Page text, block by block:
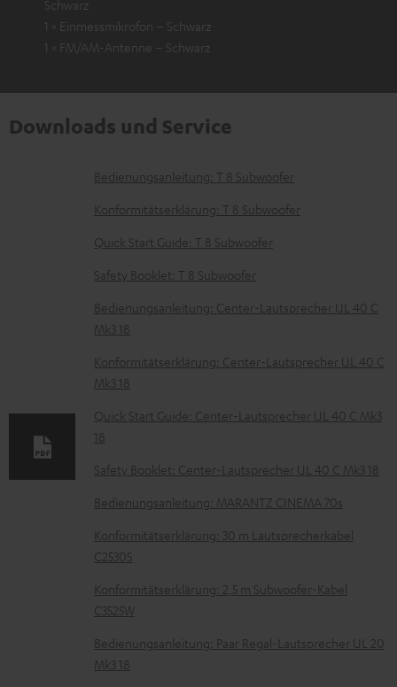
Schwarz
1 × Einmessmikrofon – Schwarz
1 × FM/AM-Antenne – Schwarz
Downloads und Service
D
o
u
m
e
n
t
e
z
u
m
H
r
n
e
Bedienungsanleitung: T 8 Subwoofer
Konformitätserklärung: T 8 Subwoofer
Quick Start Guide: T 8 Subwoofer
Safety Booklet: T 8 Subwoofer
Bedienungsanleitung: Center-Lautsprecher UL 40 C
Mk3 18
Konformitätserklärung: Center-Lautsprecher UL 40 C
Mk3 18
Quick Start Guide: Center-Lautsprecher UL 40 C Mk3
18
Safety Booklet: Center-Lautsprecher UL 40 C Mk3 18
Bedienungsanleitung: MARANTZ CINEMA 70s
Konformitätserklärung: 30 m Lautsprecherkabel
C2530S
Konformitätserklärung: 2,5 m Subwoofer-Kabel
C3525W
Bedienungsanleitung: Paar Regal-Lautsprecher UL 20
Mk3 18